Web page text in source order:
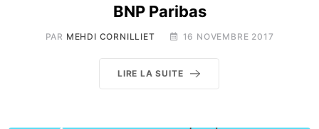
BNP Paribas
PAR MEHDI CORNILLIET 16 NOVEMBRE 2017
LIRE LA SUITE